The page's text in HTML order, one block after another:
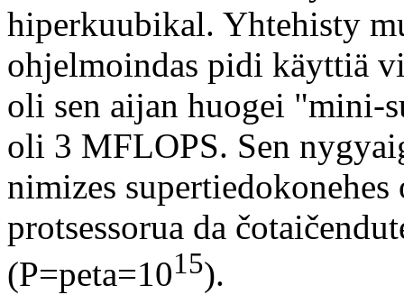
hiperkuubikal. Yhtehisty
ohjelmoindas pidi käyttiä
oli sen aijan huogei "mini-
oli 3 MFLOPS. Sen
nimizes
protsessorua da
(P=peta=1015).